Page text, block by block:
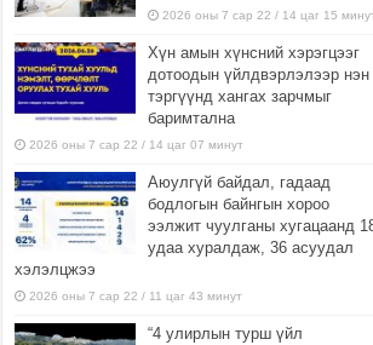
2026 оны 7 сар 22 / 14 цаг 15
Хүн амын хүнсний хэрэгцээг
дотоодын үйлдвэрлэлээр нэн
тэргүүнд хангах зарчмыг
баримтална
2026 оны 7 сар 22 / 14 цаг 07 минут
Аюулгүй байдал, гадаад
бодлогын байнгын хороо
ээлжит чуулганы хугацаанд
удаа хуралдаж, 36 асуудал
хэлэлцжээ
2026 оны 7 сар 22 / 11 цаг 43 минут
“4 улирлын турш үйл